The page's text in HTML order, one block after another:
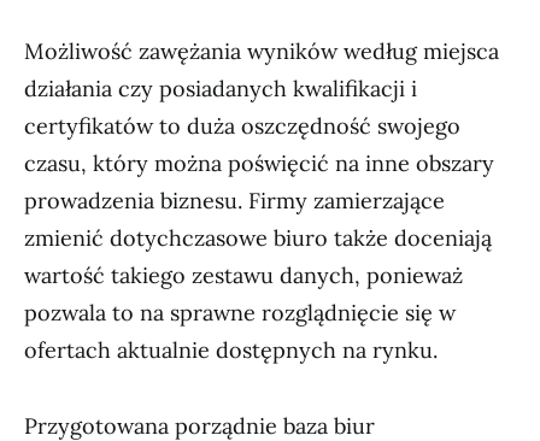
Możliwość zawężania wyników według miejsca
działania czy posiadanych kwalifikacji i
certyfikatów to duża oszczędność swojego
czasu, który można poświęcić na inne obszary
prowadzenia biznesu. Firmy zamierzające
zmienić dotychczasowe biuro także doceniają
wartość takiego zestawu danych, ponieważ
pozwala to na sprawne rozglądnięcie się w
ofertach aktualnie dostępnych na rynku.
Przygotowana porządnie baza biur